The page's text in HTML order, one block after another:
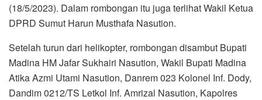
(18/5/2023). Dalam rombongan itu juga terlihat Wakil Ketua
DPRD Sumut Harun Musthafa Nasution.
Setelah turun dari helikopter, rombongan disambut Bupati
Madina HM Jafar Sukhairi Nasution, Wakil Bupati Madina
Atika Azmi Utami Nasution, Danrem 023 Kolonel Inf. Dody,
Dandim 0212/TS Letkol Inf. Amrizal Nasution, Kapolres